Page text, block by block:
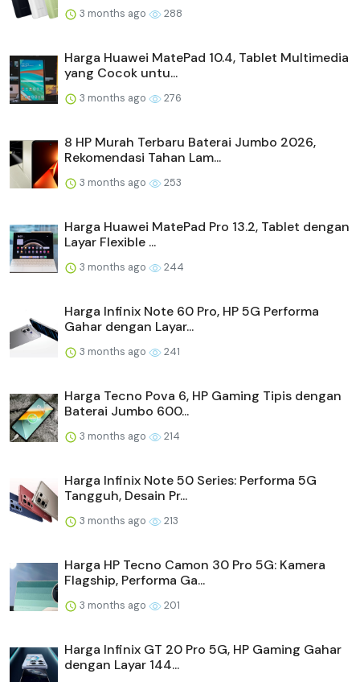
3 months ago 288
Harga Huawei MatePad 10.4, Tablet Multimedia
yang Cocok untu...
3 months ago 276
8 HP Murah Terbaru Baterai Jumbo 2026,
Rekomendasi Tahan Lam...
3 months ago 253
Harga Huawei MatePad Pro 13.2, Tablet dengan
Layar Flexible ...
3 months ago 244
Harga Infinix Note 60 Pro, HP 5G Performa
Gahar dengan Layar...
3 months ago 241
Harga Tecno Pova 6, HP Gaming Tipis dengan
Baterai Jumbo 600...
3 months ago 214
Harga Infinix Note 50 Series: Performa 5G
Tangguh, Desain Pr...
3 months ago 213
Harga HP Tecno Camon 30 Pro 5G: Kamera
Flagship, Performa Ga...
3 months ago 201
Harga Infinix GT 20 Pro 5G, HP Gaming Gahar
dengan Layar 144...